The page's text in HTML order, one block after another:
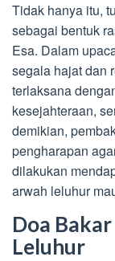
Tidak hanya itu,
sebagai bentuk
Esa. Dalam
segala hajat dan
terlaksana
kesejahteraan,
demikian,
pengharapan
dilakukan
arwah leluhur
Doa
Leluhur